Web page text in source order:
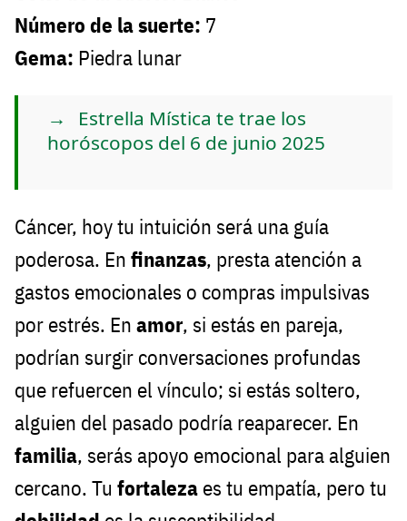
Número de la suerte: 7
Gema: Piedra lunar
Estrella Mística te trae los
horóscopos del 6 de junio 2025
Cáncer, hoy tu intuición será una guía
poderosa. En finanzas, presta atención a
gastos emocionales o compras impulsivas
por estrés. En amor, si estás en pareja,
podrían surgir conversaciones profundas
que refuercen el vínculo; si estás soltero,
alguien del pasado podría reaparecer. En
familia, serás apoyo emocional para alguien
cercano. Tu fortaleza es tu empatía, pero tu